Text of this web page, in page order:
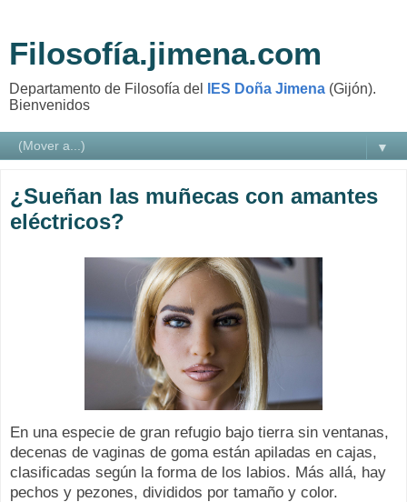
Filosofía.jimena.com
Departamento de Filosofía del IES Doña Jimena (Gijón).
Bienvenidos
▼
¿Sueñan las muñecas con amantes
eléctricos?
En una especie de gran refugio bajo tierra sin ventanas,
decenas de vaginas de goma están apiladas en cajas,
clasificadas según la forma de los labios. Más allá, hay
pechos y pezones, divididos por tamaño y color.